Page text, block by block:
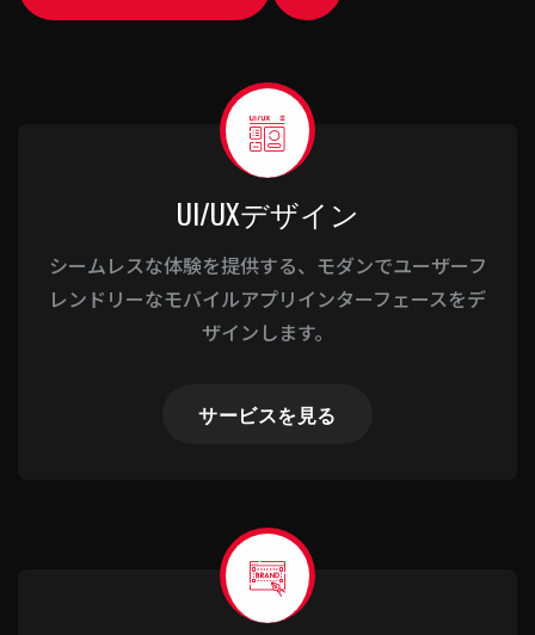
UI/UXデザイン
シームレスな体験を提供する、モダンでユーザーフ
レンドリーなモバイルアプリインターフェースをデ
ザインします。
サービスを見る